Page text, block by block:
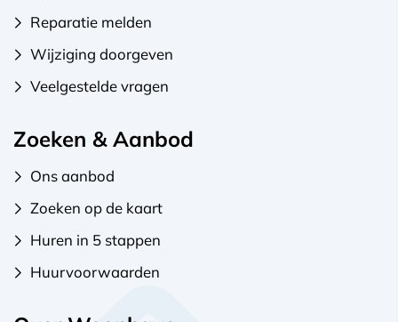
Reparatie melden
Wijziging doorgeven
Veelgestelde vragen
Zoeken & Aanbod
Ons aanbod
Zoeken op de kaart
Huren in 5 stappen
Huurvoorwaarden